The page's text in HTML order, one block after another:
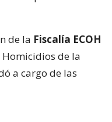
de la Fiscalía ECOH
de la
a cargo de las